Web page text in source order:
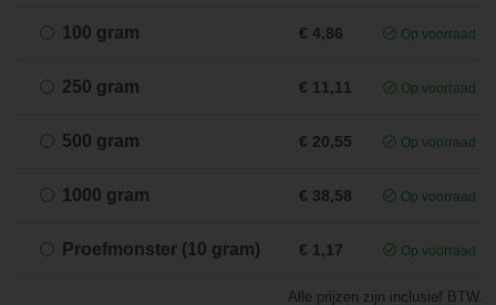
100 gram € 4,86 Op voorraad
250 gram € 11,11 Op voorraad
500 gram € 20,55 Op voorraad
1000 gram € 38,58 Op voorraad
Proefmonster (10 gram) € 1,17 Op voorraad
Alle prijzen zijn inclusief BTW.